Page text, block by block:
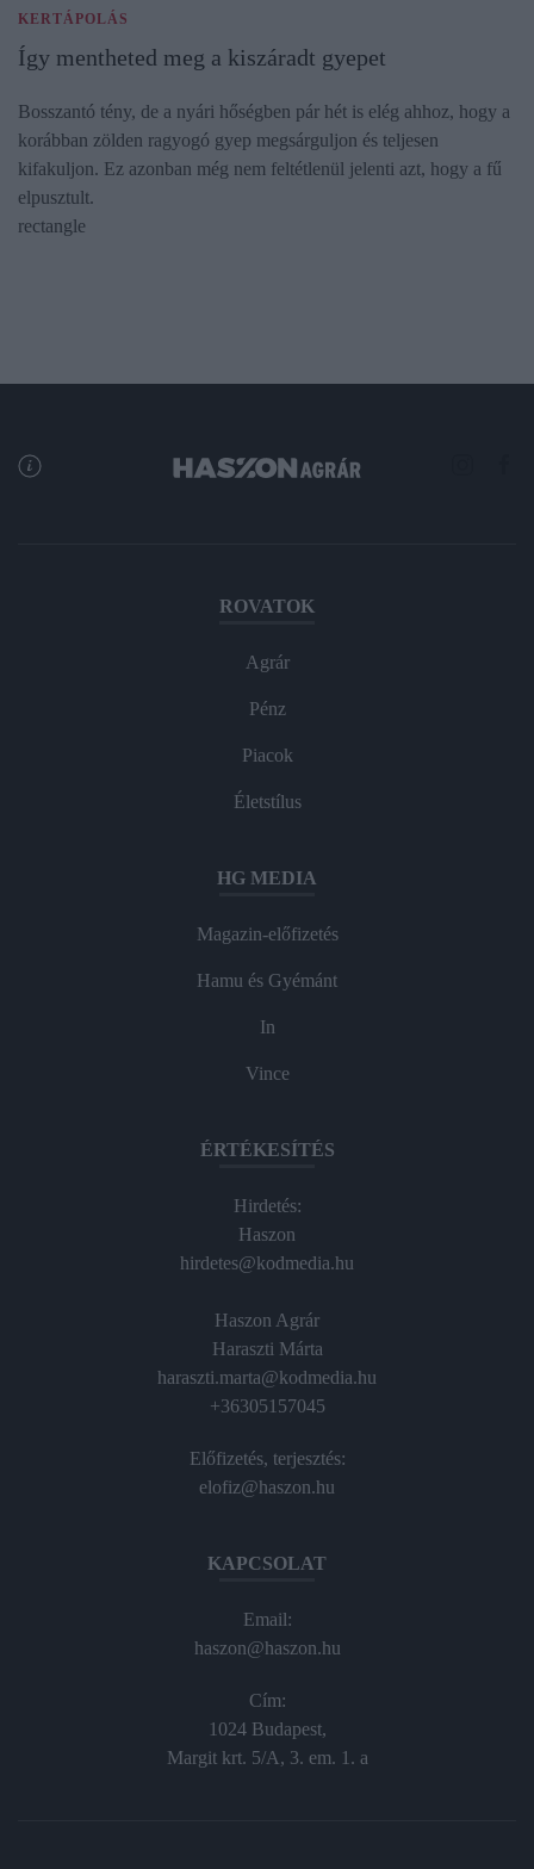
KERTÁPOLÁS
Így mentheted meg a kiszáradt gyepet
Bosszantó tény, de a nyári hőségben pár hét is elég ahhoz, hogy a
korábban zölden ragyogó gyep megsárguljon és teljesen
kifakuljon. Ez azonban még nem feltétlenül jelenti azt, hogy a fű
elpusztult.
rectangle
ROVATOK
Agrár
Pénz
Piacok
Életstílus
HG MEDIA
Magazin-előfizetés
Hamu és Gyémánt
In
Vince
ÉRTÉKESÍTÉS
Hirdetés:
Haszon
hirdetes@kodmedia.hu
Haszon Agrár
Haraszti Márta
haraszti.marta@kodmedia.hu
+36305157045
Előfizetés, terjesztés:
elofiz@haszon.hu
KAPCSOLAT
Email:
haszon@haszon.hu
Cím:
1024 Budapest,
Margit krt. 5/A, 3. em. 1. a